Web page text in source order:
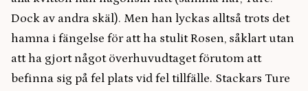
Dock av andra skäl). Men han lyckas alltså trots det
hamna i fängelse för att ha stulit Rosen, såklart utan
att ha gjort något överhuvudtaget förutom att
befinna sig på fel plats vid fel tillfälle. Stackars Ture